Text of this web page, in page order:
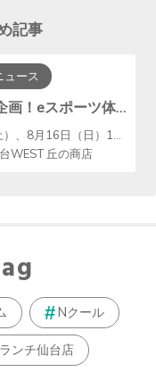
記事
ュース
夏休み特別企画！eスポーツ体験会 in ブランチ仙台
月16日（日）12:00～16:30
WEST 丘の商店
Nクール
ンチ仙台店